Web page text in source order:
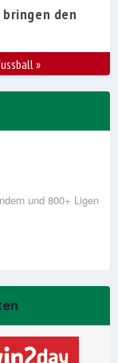
den
»
und 800+ Ligen